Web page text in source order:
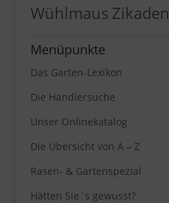
Wühlmaus Zikaden
Menüpunkte
Das Garten-Lexikon
Die Händlersuche
Unser Onlinekatalog
Die Übersicht von A – Z
Rasen- & Gartenspezial
Hätten Sie´s gewusst?